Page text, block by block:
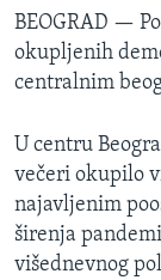
BEOGRAD —
okupljenih
centralnim
U centru
večeri okupilo
najavljenim
širenja
višednevnog